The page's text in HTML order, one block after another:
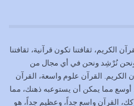
وَالْقَانِتِينَ
الكريم، ثقافتنا تكون قرآنية، ثقافتنا
ونحن نُرْشِد ونحن في أي مجال من
الكريم. القرآن علوم واسعة، القرآن
مما يمكن أن يستوعبه ذهنك، مما
القرآن واسع جداً، وعظيم جداً، هو